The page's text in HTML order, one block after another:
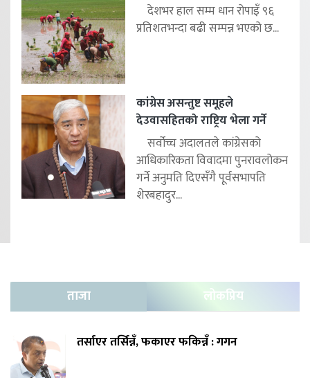
देशभर हाल सम्म धान रोपाइँ ९६
प्रतिशतभन्दा बढी सम्पन्न भएको छ...
कांग्रेस असन्तुष्ट समूहले
देउवासहितको राष्ट्रिय भेला गर्ने
सर्वोच्च अदालतले कांग्रेसको
आधिकारिकता विवादमा पुनरावलोकन
गर्ने अनुमति दिएसँगै पूर्वसभापति
शेरबहादुर...
ताजा लोकप्रिय
तर्साएर तर्सिन्नँ, फकाएर फकिन्नँ : गगन